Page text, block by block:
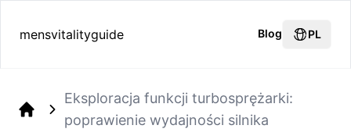
mensvitalityguide Blog PL
Eksploracja funkcji turbosprężarki:
poprawienie wydajności silnika